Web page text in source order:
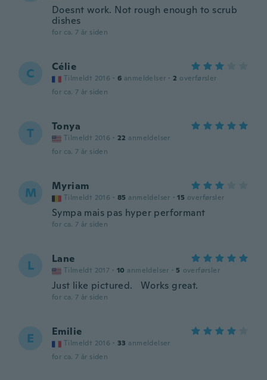
Doesnt work. Not rough enough to scrub
dishes
for ca. 7 år siden
C Célie
Tilmeldt 2016 · 6 anmeldelser · 2 overførsler
for ca. 7 år siden
T Tonya
Tilmeldt 2016 · 22 anmeldelser
for ca. 7 år siden
M Myriam
Tilmeldt 2016 · 85 anmeldelser · 15 overførsler
Sympa mais pas hyper performant
for ca. 7 år siden
L Lane
Tilmeldt 2017 · 10 anmeldelser · 5 overførsler
Just like pictured. Works great.
for ca. 7 år siden
E Emilie
Tilmeldt 2016 · 33 anmeldelser
for ca. 7 år siden